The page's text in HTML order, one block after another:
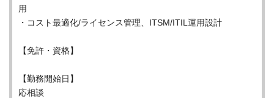
用
・コスト最適化/ライセンス管理、ITSM/ITIL運用設計
【免許・資格】
【勤務開始日】
応相談